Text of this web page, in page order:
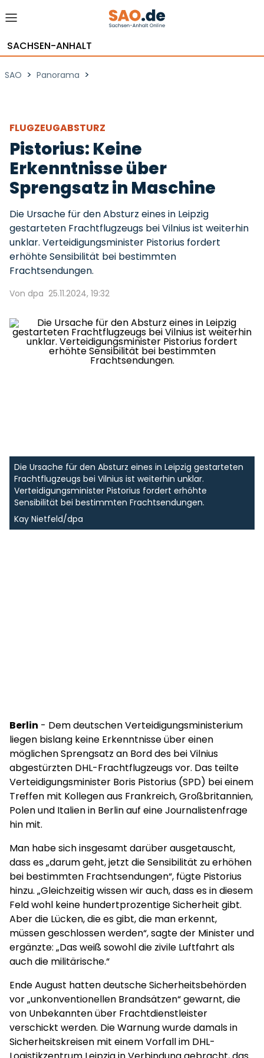
SACHSEN-ANHALT
SAO > Panorama >
FLUGZEUGABSTURZ
Pistorius: Keine
Erkenntnisse über
Sprengsatz in Maschine
Die Ursache für den Absturz eines in Leipzig
gestarteten Frachtflugzeugs bei Vilnius ist weiterhin
unklar. Verteidigungsminister Pistorius fordert
erhöhte Sensibilität bei bestimmten
Frachtsendungen.
Von dpa 25.11.2024, 19:32
Die Ursache für den Absturz eines in Leipzig gestarteten
Frachtflugzeugs bei Vilnius ist weiterhin unklar.
Verteidigungsminister Pistorius fordert erhöhte
Sensibilität bei bestimmten Frachtsendungen.
Kay Nietfeld/dpa
Berlin - Dem deutschen Verteidigungsministerium
liegen bislang keine Erkenntnisse über einen
möglichen Sprengsatz an Bord des bei Vilnius
abgestürzten DHL-Frachtflugzeugs vor. Das teilte
Verteidigungsminister Boris Pistorius (SPD) bei einem
Treffen mit Kollegen aus Frankreich, Großbritannien,
Polen und Italien in Berlin auf eine Journalistenfrage
hin mit.
Man habe sich insgesamt darüber ausgetauscht,
dass es „darum geht, jetzt die Sensibilität zu erhöhen
bei bestimmten Frachtsendungen“, fügte Pistorius
hinzu. „Gleichzeitig wissen wir auch, dass es in diesem
Feld wohl keine hundertprozentige Sicherheit gibt.
Aber die Lücken, die es gibt, die man erkennt,
müssen geschlossen werden“, sagte der Minister und
ergänzte: „Das weiß sowohl die zivile Luftfahrt als
auch die militärische.“
Ende August hatten deutsche Sicherheitsbehörden
vor „unkonventionellen Brandsätzen“ gewarnt, die
von Unbekannten über Frachtdienstleister
verschickt werden. Die Warnung wurde damals in
Sicherheitskreisen mit einem Vorfall im DHL-